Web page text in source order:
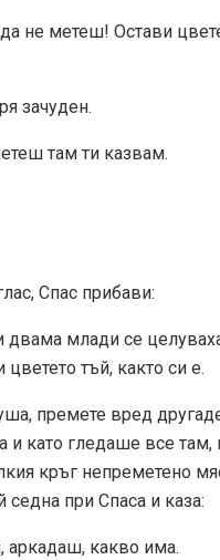
не метеш! Остави
зачуден.
там ти казвам.
Спас прибави:
двама млади се
цветето тъй, както си е.
премете вред
и като гледаше все
кръг непреметено
седна при Спаса и каза:
аркадаш, какво има.